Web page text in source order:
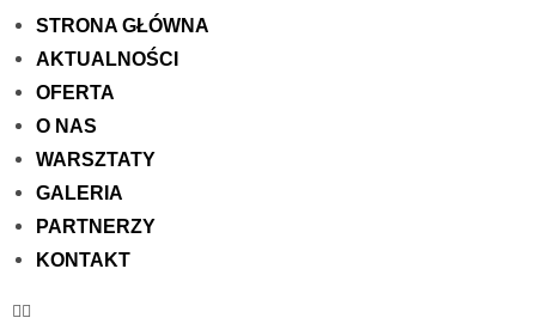
STRONA GŁÓWNA
AKTUALNOŚCI
OFERTA
O NAS
WARSZTATY
GALERIA
PARTNERZY
KONTAKT